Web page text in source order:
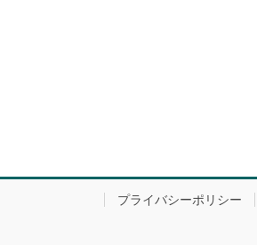
プライバシーポリシー